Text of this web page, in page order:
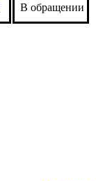
В обращении